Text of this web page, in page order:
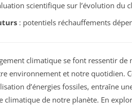
scientifique sur l’évolution du
: potentiels réchauffements
climatique se font ressentir de
environnement et notre quotidien.
d’énergies fossiles, entraîne
climatique de notre planète. En